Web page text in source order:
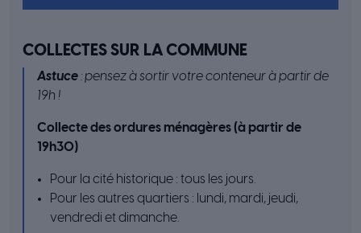
COLLECTES SUR LA COMMUNE
Astuce: pensez à sortir votre conteneur à partir de
19h !
Collecte des ordures ménagères (à partir de
19h30)
Pour la cité historique : tous les jours.
Pour les autres quartiers : lundi, mardi, jeudi,
vendredi et dimanche.